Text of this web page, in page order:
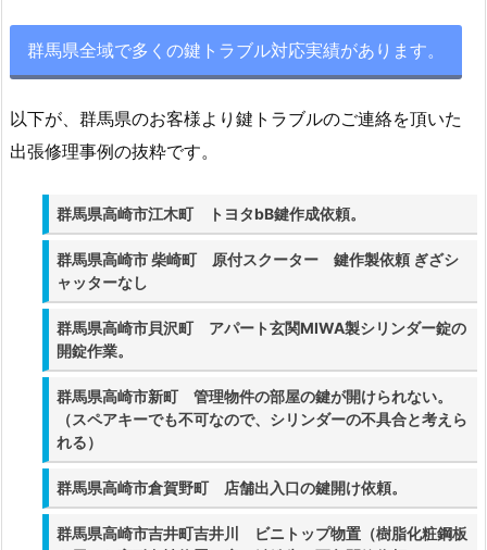
し
な
1.
1.
馬
こ
ん
な
鍵
ト
ラ
ブ
に
対
群馬県全域で多くの鍵トラブル対応実績があります。
以下が、群馬県のお客様より鍵トラブルのご連絡を頂いた
出張修理事例の抜粋です。
群馬県高崎市江木町 トヨタbB鍵作成依頼。
群馬県高崎市 柴崎町 原付スクーター 鍵作製依頼 ぎざシ
ャッターなし
群馬県高崎市貝沢町 アパート玄関MIWA製シリンダー錠の
開錠作業。
群馬県高崎市新町 管理物件の部屋の鍵が開けられない。
（スペアキーでも不可なので、シリンダーの不具合と考えら
れる）
群馬県高崎市倉賀野町 店舗出入口の鍵開け依頼。
群馬県高崎市吉井町吉井川 ビニトップ物置（樹脂化粧鋼板